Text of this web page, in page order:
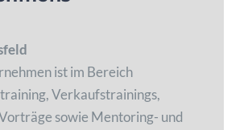
ist im Bereich
Verkaufstrainings,
sowie Mentoring- und